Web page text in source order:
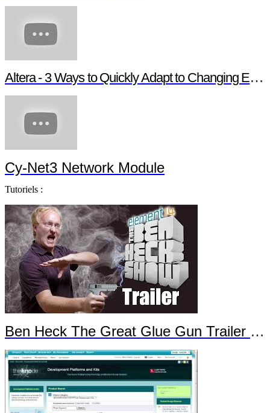
Altera - 3 Ways to Quickly Adapt to Changing Ethernet Protocols
Cy-Net3 Network Module
Tutoriels :
Ben Heck The Great Glue Gun Trailer Part 1